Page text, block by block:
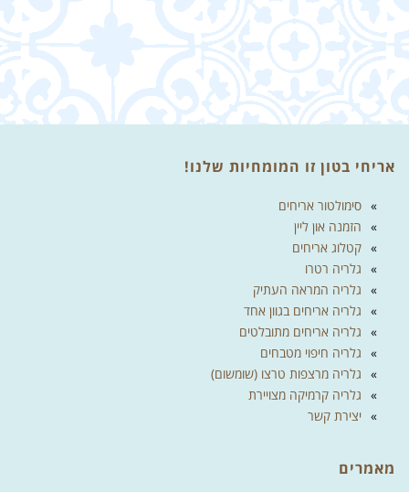
אריחי בטון זו המומחיות שלנו!
סימולטור אריחים
הזמנה און ליין
קטלוג אריחים
גלריה רטרו
גלריה המראה העתיק
גלריה אריחים בגוון אחד
גלריה אריחים מתובלטים
גלריה חיפוי מטבחים
גלריה מרצפות טרצו (שומשום)
גלריה קרמיקה מצויירת
יצירת קשר
מאמרים